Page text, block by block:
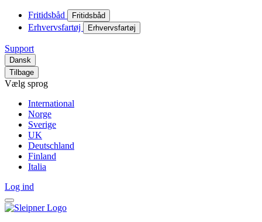
Fritidsbåd Fritidsbåd
Erhvervsfartøj Erhvervsfartøj
Support
Dansk
Tilbage
Vælg sprog
International
Norge
Sverige
UK
Deutschland
Finland
Italia
Log ind